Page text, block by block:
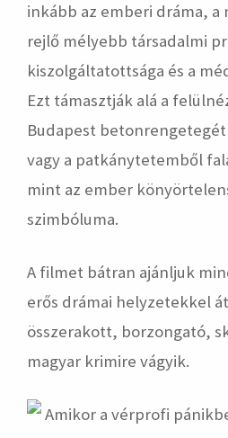
inkább az emberi dráma, a
rejlő mélyebb társadalmi
kiszolgáltatottsága és a
Ezt támasztják alá a
Budapest
vagy a patkánytetemből
mint az ember
szimbóluma.
A filmet bátran ajánljuk
erős drámai helyzetekkel
összerakott, borzongató,
magyar krimire vágyik.